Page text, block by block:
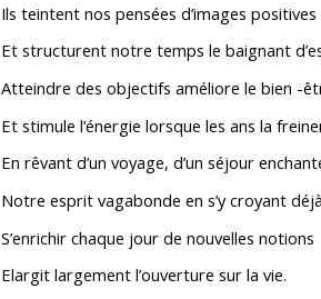
Ils teintent nos pensées d’images positives
Et structurent notre temps le baignant
Atteindre des objectifs améliore le bien -
Et stimule l’énergie lorsque les ans la
En rêvant d’un voyage, d’un séjour
Notre esprit vagabonde en s’y croyant
S’enrichir chaque jour de nouvelles notions
Elargit largement l’ouverture sur la vie.